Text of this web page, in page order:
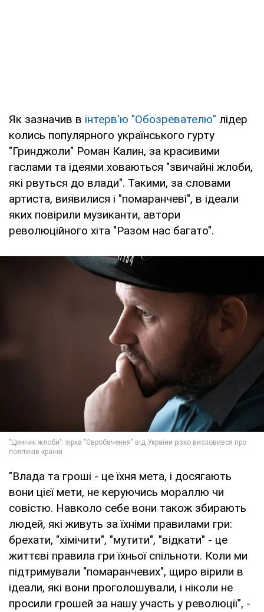
Як зазначив в інтерв'ю "Обозревателю" лідер
колись популярного українського гурту
"Гринджоли" Роман Калин, за красивими
гаслами та ідеями ховаються "звичайні жлоби,
які рвуться до влади". Такими, за словами
артиста, виявилися і "помаранчеві", в ідеали
яких повірили музиканти, автори
революційного хіта "Разом нас багато".
"Влада та гроші - це їхня мета, і досягають
вони цієї мети, не керуючись мораллю чи
совістю. Навколо себе вони також збирають
людей, які живуть за їхніми правилами гри:
брехати, "хімічити", "мутити", "відкати" - це
життєві правила гри їхньої спільноти. Коли ми
підтримували "помаранчевих", щиро вірили в
ідеали, які вони проголошували, і ніколи не
просили грошей за нашу участь у революції", -